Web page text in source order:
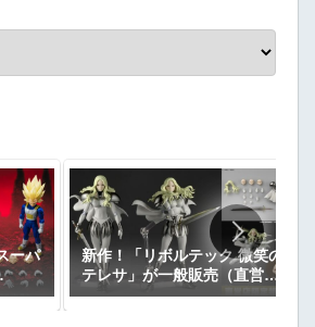
ーパ
ン
新作！「リボルテック 微笑の
テレサ」が一般販売（直営店
限定特典あり）で登場！